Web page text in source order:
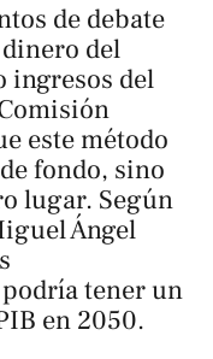
de debate
del
ingresos del
este método
fondo, sino
lugar. Según
Ángel
tener un
en 2050.